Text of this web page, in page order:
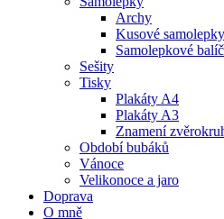
Archy
Kusové samolepky
Samolepkové
Sešity
Tisky
Plakáty A4
Plakáty A3
Znamení
Období bubáků
Vánoce
Velikonoce a jaro
Doprava
O mně